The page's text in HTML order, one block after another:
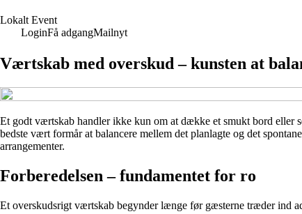
Lokalt Event
LoginFå adgangMailnyt
Værtskab med overskud – kunsten at
Et godt værtskab handler ikke kun om at dække et smukt bord eller
bedste vært formår at balancere mellem det planlagte og det
arrangementer.
Forberedelsen – fundamentet for ro
Et overskudsrigt værtskab begynder længe før gæsterne træder ind